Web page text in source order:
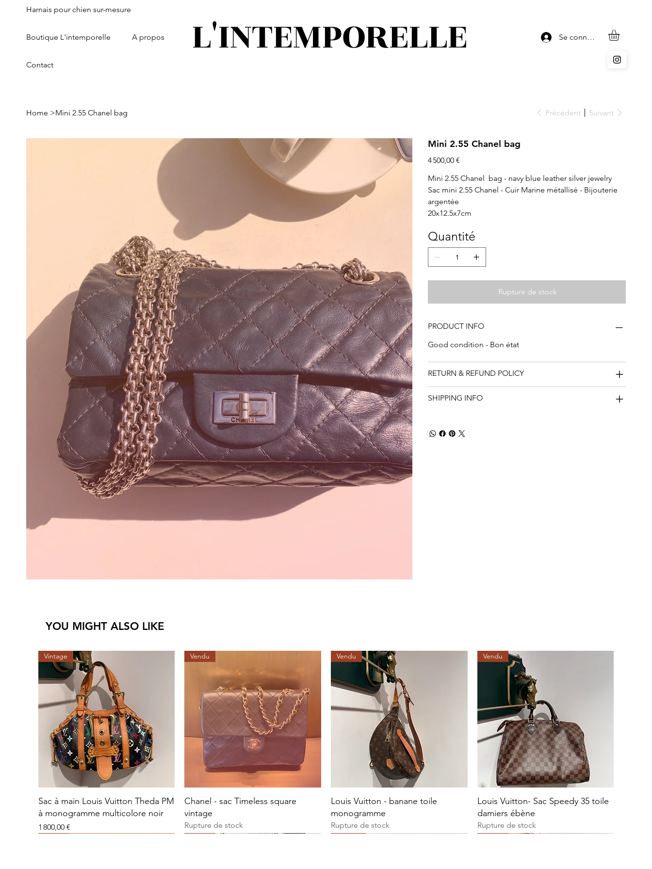
Harnais pour chien sur-mesure
Boutique L'intemporelle A propos
Contact
L'INTEMPORELLE Se connecter
Home >Mini 2.55 Chanel bag Précédent Suivant
Mini 2.55 Chanel bag
Prix
4 500,00 €
Mini 2.55 Chanel bag - navy blue leather silver jewelry
Sac mini 2.55 Chanel - Cuir Marine métallisé - Bijouterie
argentée
20x12.5x7cm
Quantité
Rupture de stock
PRODUCT INFO
Good condition - Bon état
RETURN & REFUND POLICY
SHIPPING INFO
YOU MIGHT ALSO LIKE
Vintage
Sac à main Louis Vuitton Theda PM
à monogramme multicolore noir
Prix
1 800,00 €
Vendu
Chanel - sac Timeless square
vintage
Rupture de stock
Vendu
Louis Vuitton - banane toile
monogramme
Rupture de stock
Vendu
Louis Vuitton- Sac Speedy 35 toile
damiers ébène
Rupture de stock